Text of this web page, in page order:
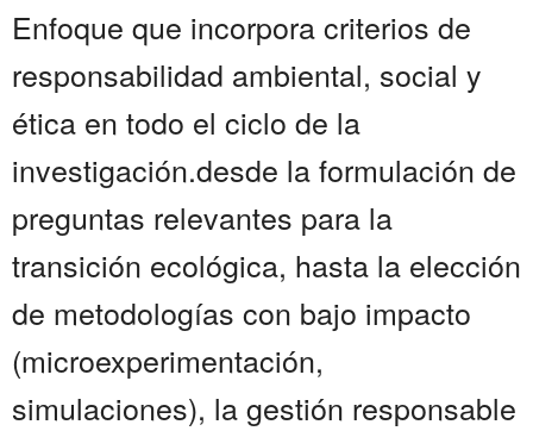
Enfoque que incorpora criterios de
responsabilidad ambiental, social y
ética en todo el ciclo de la
investigación.desde la formulación de
preguntas relevantes para la
transición ecológica, hasta la elección
de metodologías con bajo impacto
(microexperimentación,
simulaciones), la gestión responsable